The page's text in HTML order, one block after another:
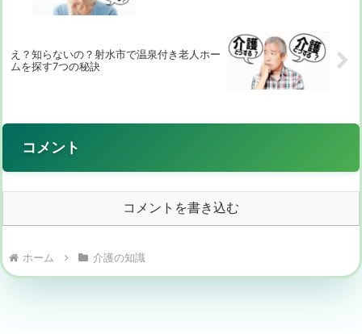
え？知らないの？射水市で温泉付き老人ホー
ムを探す7つの秘訣
コメント
コメントを書き込む
ホーム 介護の知識